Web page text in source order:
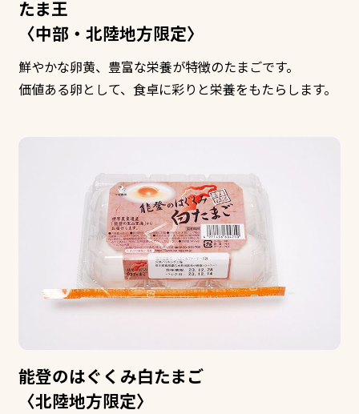
たま王
〈中部・北陸地方限定〉
鮮やかな卵黄、豊富な栄養が特徴のたまごです。
価値ある卵として、食卓に彩りと栄養をもたらします。
能登のはぐくみ白たまご
〈北陸地方限定〉